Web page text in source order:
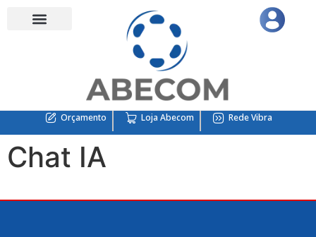
Orçamento Loja Abecom Rede Vibra
Chat IA